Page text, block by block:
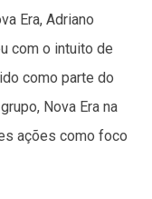
Era, Adriano
com o intuito de
como parte do
Nova Era na
ações como foco